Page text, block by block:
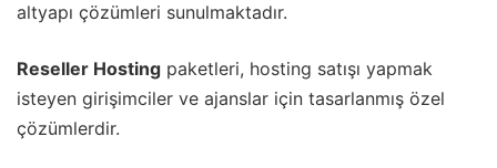
altyapı çözümleri sunulmaktadır.
Reseller Hosting paketleri, hosting satışı yapmak
isteyen girişimciler ve ajanslar için tasarlanmış özel
çözümlerdir.